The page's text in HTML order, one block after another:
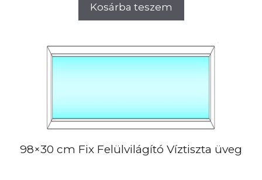
Kosárba teszem
98×30 cm Fix Felülvilágító Víztiszta üveg